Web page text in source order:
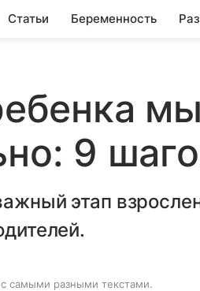
Статьи Беременность
9
этап
самыми разными текстами.